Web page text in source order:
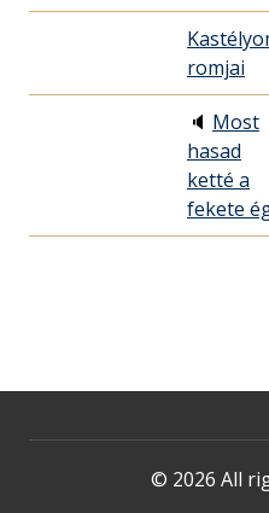
romjai
🔈 Most
hasad
ketté a
fekete
© 2026 All